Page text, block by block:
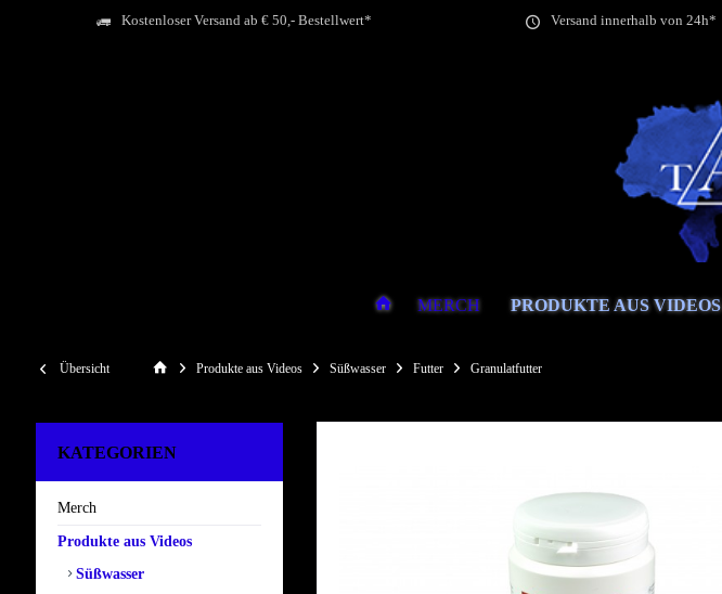
Kostenloser Versand ab € 50,- Bestellwert* Versand innerhalb von 24h*
MERCH PRODUKTE AUS VIDEOS
Übersicht Produkte aus Videos Süßwasser Futter Granulatfutter
KATEGORIEN
Merch
Produkte aus Videos
Süßwasser